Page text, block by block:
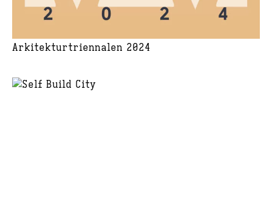
Arkitekturtriennalen 2024